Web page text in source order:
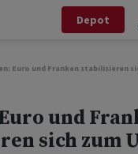
Depot
Euro und Franken stabilisieren
und
sich zum